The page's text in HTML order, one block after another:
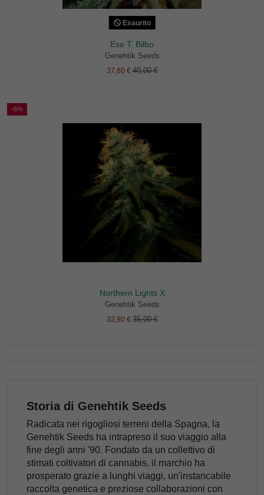
Esaurito
Ese T. Bilbo
Genehtik Seeds
37,60 €40,00 €
-6%
Northern Lights X
Genehtik Seeds
32,90 €35,00 €
Storia di Genehtik Seeds
Radicata nei rigogliosi terreni della Spagna, la
Genehtik Seeds ha intrapreso il suo viaggio alla
fine degli anni '90. Fondato da un collettivo di
stimati coltivatori di cannabis, il marchio ha
prosperato grazie a lunghi viaggi, un'instancabile
raccolta genetica e preziose collaborazioni con